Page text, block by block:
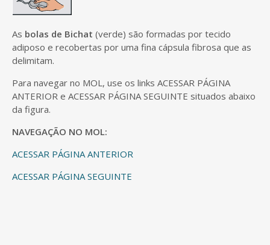
As bolas de Bichat (verde) são formadas por tecido
adiposo e recobertas por uma fina cápsula fibrosa que as
delimitam.
Para navegar no MOL, use os links ACESSAR PÁGINA
ANTERIOR e ACESSAR PÁGINA SEGUINTE situados abaixo
da figura.
NAVEGAÇÃO NO MOL:
ACESSAR PÁGINA ANTERIOR
ACESSAR PÁGINA SEGUINTE